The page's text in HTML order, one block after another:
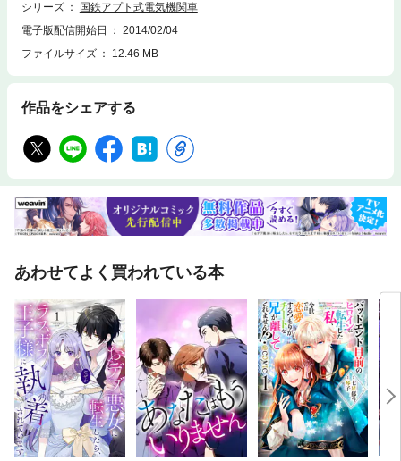
シリーズ
国鉄アプト式電気機関車
電子版配信開始日
2014/02/04
ファイルサイズ
12.46 MB
作品をシェアする
あわせてよく買われている本